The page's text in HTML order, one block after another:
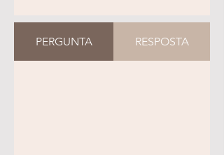
PERGUNTA RESPOSTA